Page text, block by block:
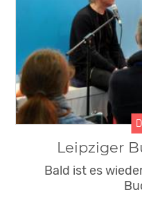
Leipziger
Bald ist es